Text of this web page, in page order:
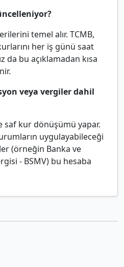
temel alır. TCMB,
her iş günü saat
da bu açıklamadan kısa
veya vergiler dahil
saf kur dönüşümü yapar.
uygulayabileceği
(örneğin Banka ve
- BSMV) bu hesaba